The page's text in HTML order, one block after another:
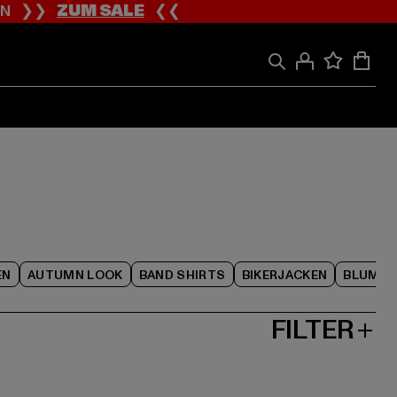
❯❯ZUM SALE❮❮
AUTUMN LOOK BAND SHIRTS BIKERJACKEN
FILTER